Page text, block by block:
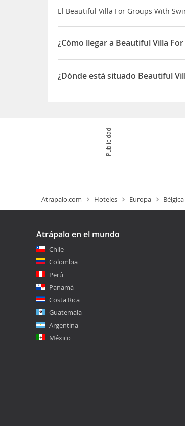
El Beautiful Villa For Groups With
¿Cómo llegar a Beautiful Villa
Esta villa de Zottegem está a menos
esta villa se encuentra a 12,1 km de
¿Dónde está situado Beautiful
Publicidad
Atrapalo.com Hoteles Europa Bélgica
Atrápalo en el mundo
Chile
Colombia
Perú
Panamá
Costa Rica
Guatemala
Argentina
México